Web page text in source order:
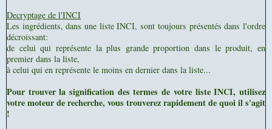
Decryptage de l'INCI
Les ingrédients, dans une liste INCI, sont toujours présentés dans l'ordre
décroissant:
de celui qui représente la plus grande proportion dans le produit, en
premier dans la liste,
à celui qui en représente le moins en dernier dans la liste...
Pour trouver la signification des termes de votre liste INCI, utilisez
votre moteur de recherche, vous trouverez rapidement de quoi il s'agit
!